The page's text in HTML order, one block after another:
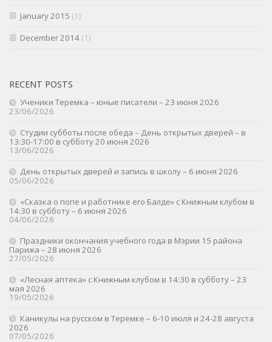
January 2015 (1)
December 2014 (1)
RECENT POSTS
Ученики Теремка – юные писатели – 23 июня 2026
23/06/2026
Студии субботы после обеда – День открытых дверей – в
13:30-17:00 в субботу 20 июня 2026
13/06/2026
День открытых дверей и запись в школу – 6 июня 2026
05/06/2026
«Сказка о попе и работнике его Балде» с Книжным клубом в
14:30 в субботу – 6 июня 2026
04/06/2026
Праздники окончания учебного года в Мэрии 15 района
Парижа – 28 июня 2026
27/05/2026
«Лесная аптека» с Книжным клубом в 14:30 в субботу – 23
мая 2026
19/05/2026
Каникулы на русском в Теремке – 6-10 июля и 24-28 августа
2026
07/05/2026